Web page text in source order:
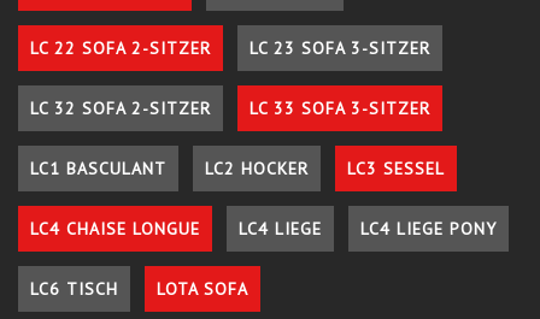
LC 22 SOFA 2-SITZER LC 23 SOFA 3-SITZER
LC 32 SOFA 2-SITZER LC 33 SOFA 3-SITZER
LC1 BASCULANT LC2 HOCKER LC3 SESSEL
LC4 CHAISE LONGUE LC4 LIEGE LC4 LIEGE PONY
LC6 TISCH LOTA SOFA